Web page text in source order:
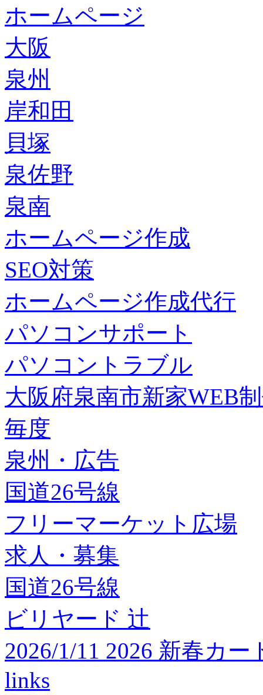
ホームページ
大阪
泉州
岸和田
貝塚
泉佐野
泉南
ホームページ作成
SEO対策
ホームページ作成代行
パソコンサポート
パソコントラブル
大阪府泉南市新家WEB
毎度
泉州・広告
国道26号線
フリーマーケット広場
求人・募集
国道26号線
ビリヤード 辻
2026/1/11 2026 新春カ
links